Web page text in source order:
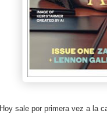
Hoy sale por primera vez a la